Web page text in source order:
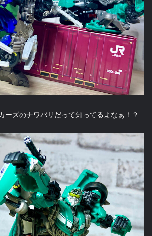
ーズのナワバリだって知ってるよなぁ！？